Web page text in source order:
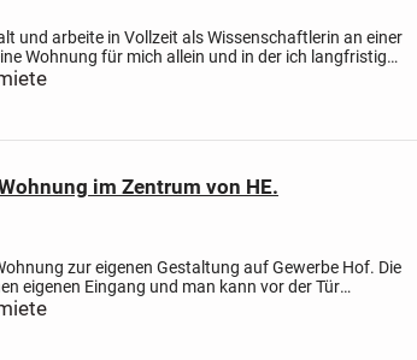
und arbeite in Vollzeit als Wissenschaftlerin an einer
Wohnung für mich allein und in der ich langfristig
drei...
im Zentrum von HE.
zur eigenen Gestaltung auf Gewerbe Hof. Die
eigenen Eingang und man kann vor der Tür
grillen. Es müsste tapeziert...